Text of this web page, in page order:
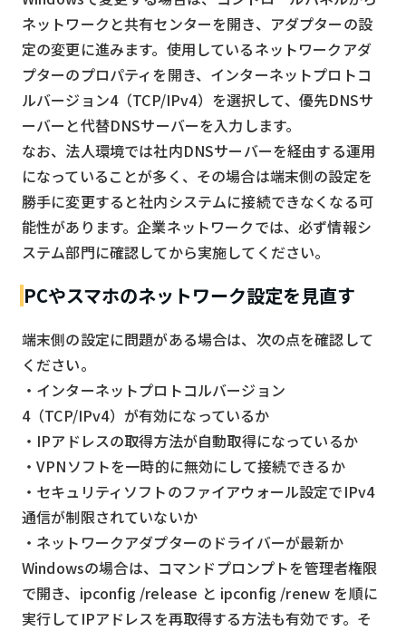
ネットワークと共有センターを開き、アダプターの設
定の変更に進みます。使用しているネットワークアダ
プターのプロパティを開き、インターネットプロトコ
ルバージョン4（TCP/IPv4）を選択して、優先DNSサ
ーバーと代替DNSサーバーを入力します。
なお、法人環境では社内DNSサーバーを経由する運用
になっていることが多く、その場合は端末側の設定を
勝手に変更すると社内システムに接続できなくなる可
能性があります。企業ネットワークでは、必ず情報シ
ステム部門に確認してから実施してください。
PCやスマホのネットワーク設定を見直す
端末側の設定に問題がある場合は、次の点を確認して
ください。
・インターネットプロトコルバージョン
4（TCP/IPv4）が有効になっているか
・IPアドレスの取得方法が自動取得になっているか
・VPNソフトを一時的に無効にして接続できるか
・セキュリティソフトのファイアウォール設定でIPv4
通信が制限されていないか
・ネットワークアダプターのドライバーが最新か
Windowsの場合は、コマンドプロンプトを管理者権限
で開き、ipconfig /release と ipconfig /renew を順に
実行してIPアドレスを再取得する方法も有効です。そ